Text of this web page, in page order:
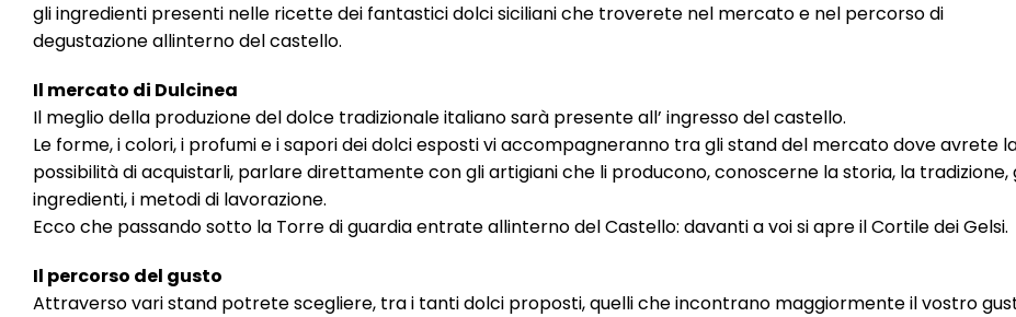
gli ingredienti presenti nelle ricette dei fantastici dolci siciliani che troverete nel mercato e nel percorso di
degustazione allinterno del castello.
Il mercato di Dulcinea
Il meglio della produzione del dolce tradizionale italiano sarà presente all’ ingresso del castello.
Le forme, i colori, i profumi e i sapori dei dolci esposti vi accompagneranno tra gli stand del mercato dove avrete
possibilità di acquistarli, parlare direttamente con gli artigiani che li producono, conoscerne la storia, la tradizione,
ingredienti, i metodi di lavorazione.
Ecco che passando sotto la Torre di guardia entrate allinterno del Castello: davanti a voi si apre il Cortile dei Gelsi.
Il percorso del gusto
Attraverso vari stand potrete scegliere, tra i tanti dolci proposti, quelli che incontrano maggiormente il vostro